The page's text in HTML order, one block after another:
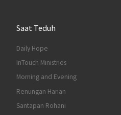
Saat Teduh
Daily Hope
InTouch Ministries
Morning and Evening
Renungan Harian
Santapan Rohani